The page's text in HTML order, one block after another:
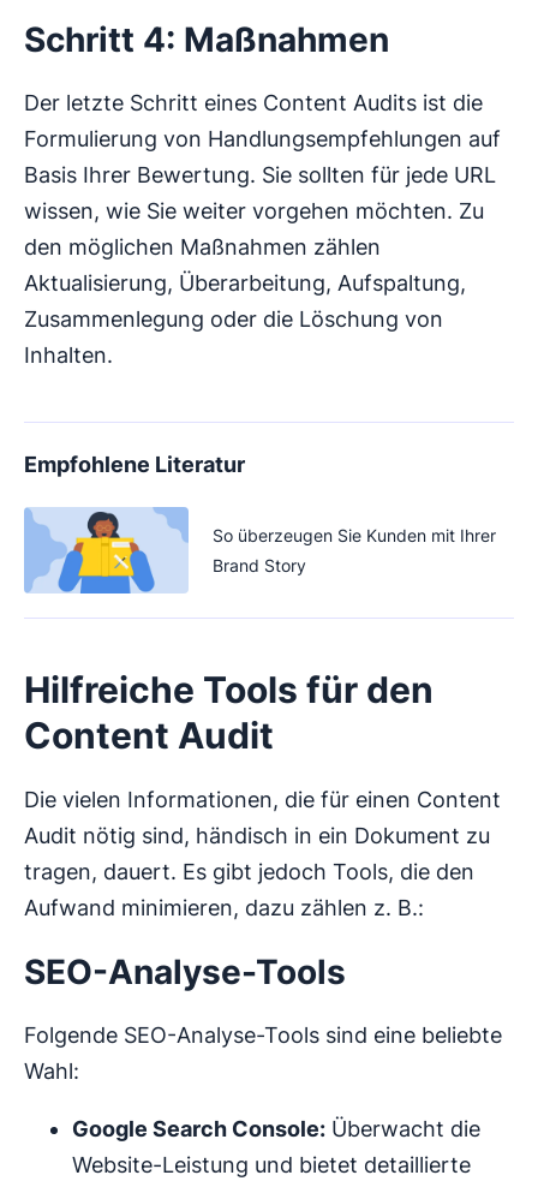
Schritt 4: Maßnahmen
Der letzte Schritt eines Content Audits ist die
Formulierung von Handlungsempfehlungen auf
Basis Ihrer Bewertung. Sie sollten für jede URL
wissen, wie Sie weiter vorgehen möchten. Zu
den möglichen Maßnahmen zählen
Aktualisierung, Überarbeitung, Aufspaltung,
Zusammenlegung oder die Löschung von
Inhalten.
Empfohlene Literatur
So überzeugen Sie Kunden mit Ihrer
Brand Story
Hilfreiche Tools für den
Content Audit
Die vielen Informationen, die für einen Content
Audit nötig sind, händisch in ein Dokument zu
tragen, dauert. Es gibt jedoch Tools, die den
Aufwand minimieren, dazu zählen z. B.:
SEO-Analyse-Tools
Folgende SEO-Analyse-Tools sind eine beliebte
Wahl:
Google Search Console: Überwacht die
Website-Leistung und bietet detaillierte